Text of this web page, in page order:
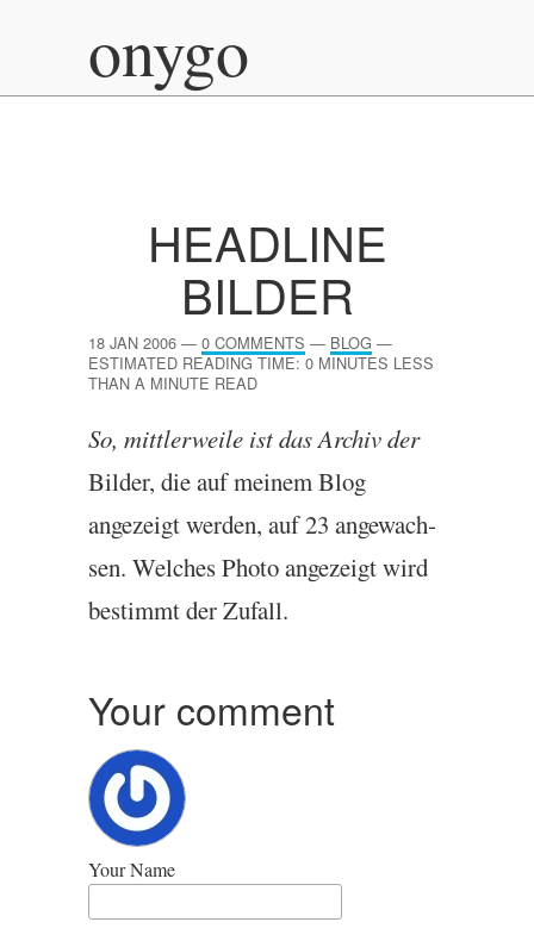
onygo
HEADLINE
BILDER
18 JAN 2006 — 0 COMMENTS — BLOG —
ESTIMATED READING TIME: 0 MINUTES LESS
THAN A MINUTE READ
So, mit­tler­weile ist das Archiv der
Bilder, die auf meinem Blog
angezeigt wer­den, auf 23 ange­wach­
sen. Welches Photo angezeigt wird
bestim­mt der Zufall.
Your comment
Your Name